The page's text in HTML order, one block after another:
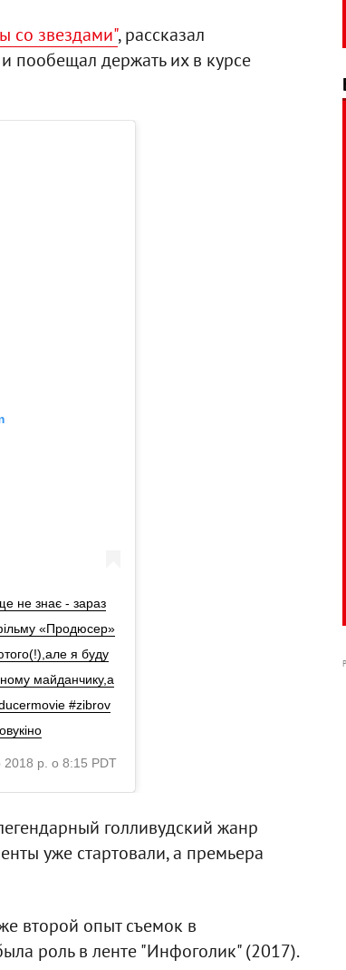
со звездами", рассказал
пообещал держать их в курсе
не знає - зараз
«Продюсер»
я буду
майданчику,а
#zibrov
2018 р. о 8:15 PDT
голливудский жанр
уже стартовали, а премьера
второй опыт съемок в
роль в ленте "Инфоголик" (2017).